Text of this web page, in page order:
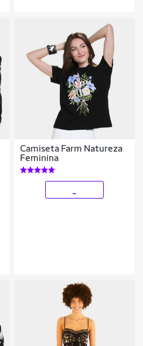
Camiseta Farm Natureza
Feminina